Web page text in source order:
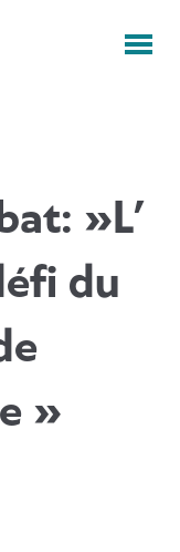
»L’
du
»